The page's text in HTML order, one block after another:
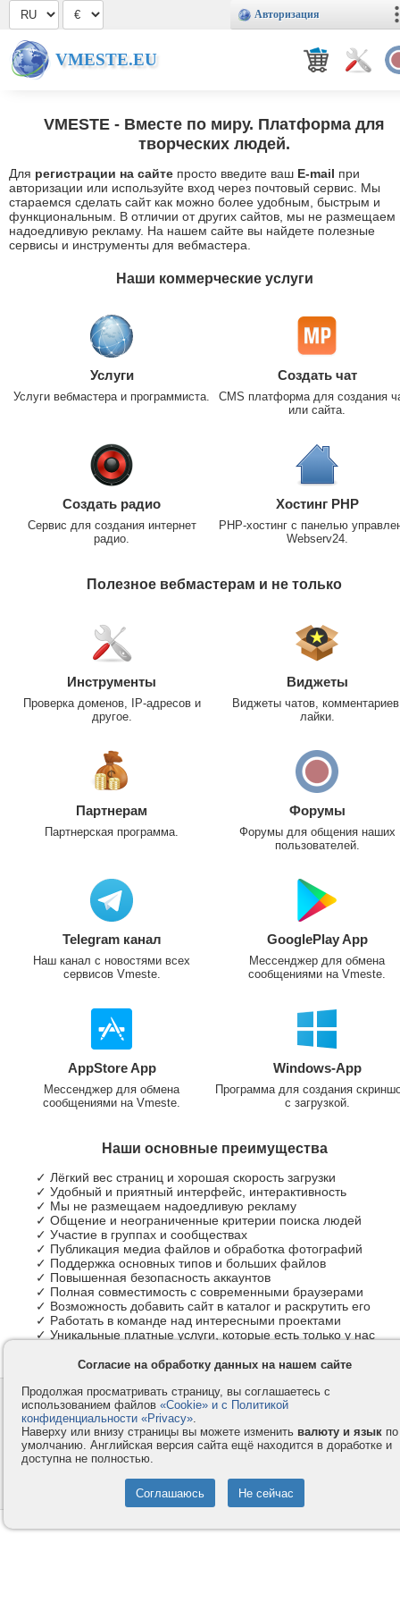
Авторизация
VMESTE.EU
VMESTE - Вместе по миру. Платформа для
творческих людей.
Для регистрации на сайте просто введите ваш E-mail при
авторизации или используйте вход через почтовый сервис. Мы
стараемся сделать сайт как можно более удобным, быстрым и
функциональным. В отличии от других сайтов, мы не размещаем
надоедливую рекламу. На нашем сайте вы найдете полезные
сервисы и инструменты для вебмастера.
Наши коммерческие услуги
Услуги
Услуги вебмастера и программиста.
Создать чат
CMS платформа для создания
или сайта.
Создать радио
Сервис для создания интернет
радио.
Хостинг PHP
PHP-хостинг с панелью
Webserv24.
Полезное вебмастерам и не только
Инструменты
Проверка доменов, IP-адресов и
другое.
Виджеты
Виджеты чатов,
лайки.
Партнерам
Партнерская программа.
Форумы
Форумы для общения наших
пользователей.
Telegram канал
Наш канал с новостями всех
сервисов Vmeste.
GooglePlay App
Мессенджер для обмена
сообщениями на Vmeste.
AppStore App
Мессенджер для обмена
сообщениями на Vmeste.
Windows-App
Программа для создания
с загрузкой.
Наши основные преимущества
✓ Лёгкий вес страниц и хорошая скорость загрузки
✓ Удобный и приятный интерфейс, интерактивность
✓ Мы не размещаем надоедливую рекламу
✓ Общение и неограниченные критерии поиска людей
✓ Участие в группах и сообществах
✓ Публикация медиа файлов и обработка фотографий
✓ Поддержка основных типов и больших файлов
✓ Повышенная безопасность аккаунтов
✓ Полная совместимость с современными браузерами
✓ Возможность добавить сайт в каталог и раскрутить его
✓ Работать в команде над интересными проектами
✓ Уникальные платные услуги, которые есть только у нас
Контакты
Компания
Privacy и Cookie
Услуги
Как оплатить
Помощь
© 2008-2026
- Все права защищены.
Согласие на обработку данных на нашем сайте
Продолжая просматривать страницу, вы соглашаетесь с
использованием файлов «Cookie» и с Политикой
конфиденциальности «Privacy».
Наверху или внизу страницы вы можете изменить валюту и язык по
умолчанию. Английская версия сайта ещё находится в доработке и
доступна не полностью.